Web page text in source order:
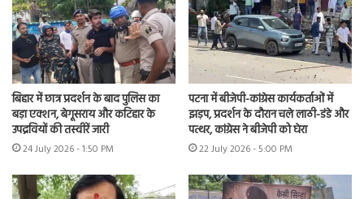
बिहार में छात्र प्रदर्शन के बाद पुलिस का
बड़ा एक्शन, बेगूसराय और कटिहार के
उपद्रवियों की तस्वीरें जारी
24 July 2026 - 1:50 PM
पटना में बीजेपी-कांग्रेस कार्यकर्ताओं में
झड़प, प्रदर्शन के दौरान चले लाठी-डंडे और
पत्थर, कांग्रेस ने बीजेपी को घेरा
22 July 2026 - 5:00 PM